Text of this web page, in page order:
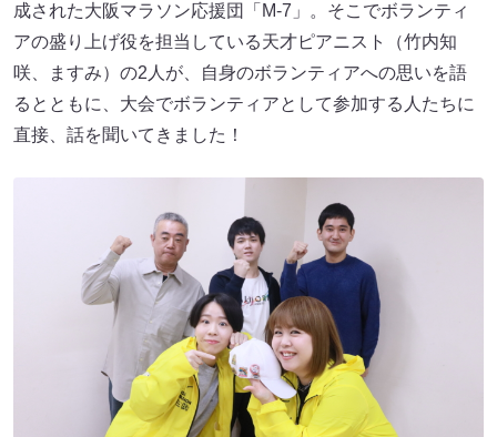
成された大阪マラソン応援団「M-7」。そこでボランティ
アの盛り上げ役を担当している天才ピアニスト（竹内知
咲、ますみ）の2人が、自身のボランティアへの思いを語
るとともに、大会でボランティアとして参加する人たちに
直接、話を聞いてきました！